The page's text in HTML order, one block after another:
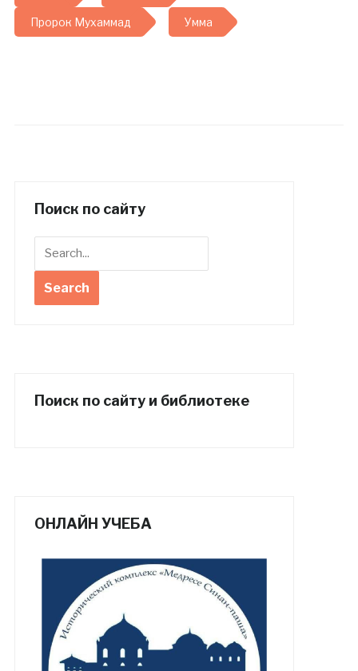
Пророк Мухаммад Умма
Поиск по сайту
Поиск по сайту и библиотеке
ОНЛАЙН УЧЕБА